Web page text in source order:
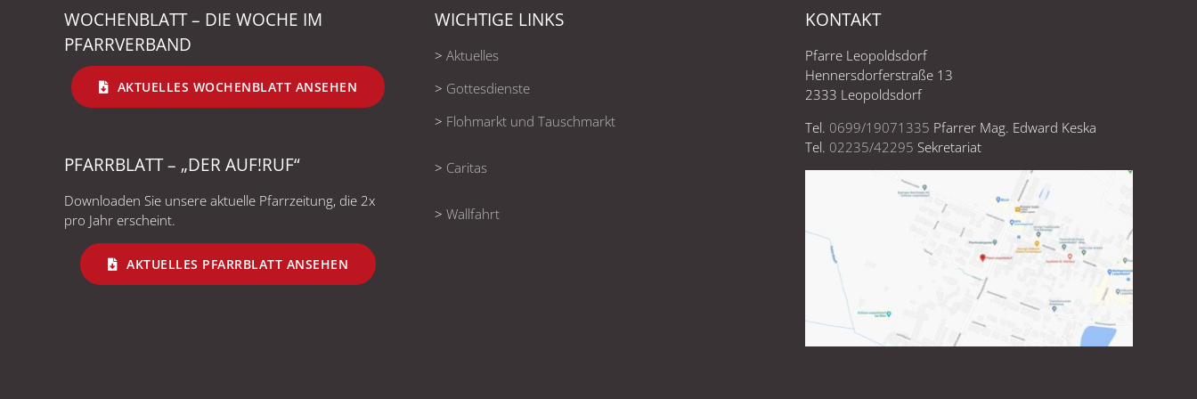
WOCHENBLATT – DIE WOCHE IM
PFARRVERBAND
AKTUELLES WOCHENBLATT ANSEHEN
PFARRBLATT – „DER AUF!RUF“
Downloaden Sie unsere aktuelle Pfarrzeitung, die 2x
pro Jahr erscheint.
AKTUELLES PFARRBLATT ANSEHEN
WICHTIGE LINKS
> Aktuelles
> Gottesdienste
> Flohmarkt und Tauschmarkt
> Caritas
> Wallfahrt
KONTAKT
Pfarre Leopoldsdorf
Hennersdorferstraße 13
2333 Leopoldsdorf
Tel. 0699/19071335 Pfarrer Mag. Edward Keska
Tel. 02235/42295 Sekretariat